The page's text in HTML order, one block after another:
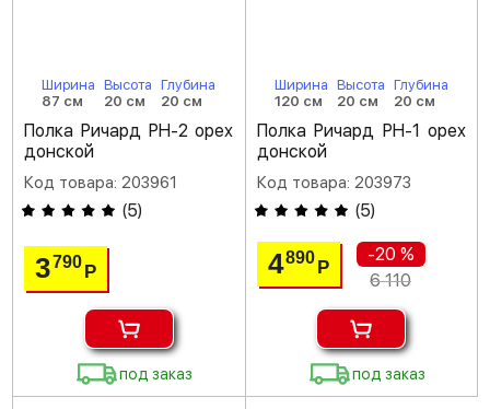
Ширина
87 см
Высота
20 см
Глубина
20 см
Полка Ричард РН-2 орех
донской
Код товара: 203961
(5)
3790Р
под заказ
Ширина
120 см
Высота
20 см
Глубина
20 см
Полка Ричард РН-1 орех
донской
Код товара: 203973
(5)
4890 Р
-20 %
6 110
под заказ